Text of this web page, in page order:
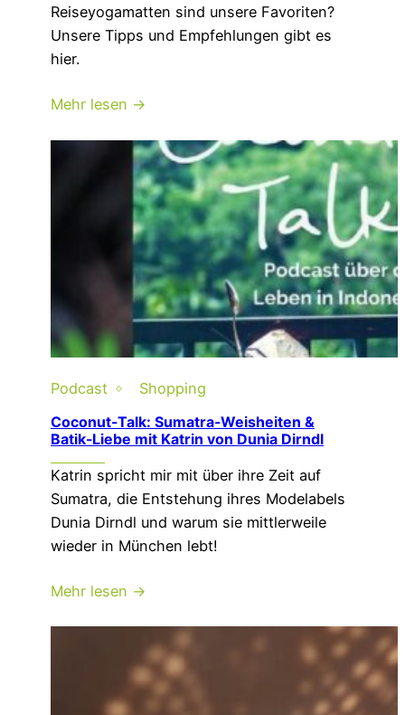
Reiseyogamatten sind unsere Favoriten?
Unsere Tipps und Empfehlungen gibt es
hier.
Mehr lesen →
Podcast Shopping
Coconut-Talk: Sumatra-Weisheiten &
Batik-Liebe mit Katrin von Dunia Dirndl
Katrin spricht mir mit über ihre Zeit auf
Sumatra, die Entstehung ihres Modelabels
Dunia Dirndl und warum sie mittlerweile
wieder in München lebt!
Mehr lesen →